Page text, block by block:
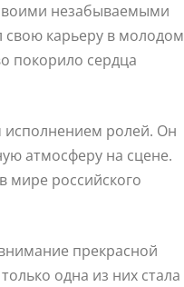
незабываемыми
свою карьеру в молодом
покорило сердца
исполнением ролей. Он
атмосферу на сцене.
мире российского
прекрасной
одна из них стала